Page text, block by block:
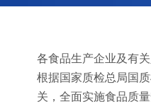
各食品生产企业及有关
根据国家质检总局国
关，全面实施食品质